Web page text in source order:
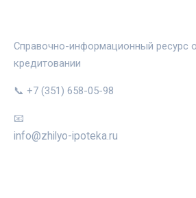
Справочно-информационный ресурс
кредитовании
📞 +7 (351) 658-05-98
📧
info@zhilyo-ipoteka.ru